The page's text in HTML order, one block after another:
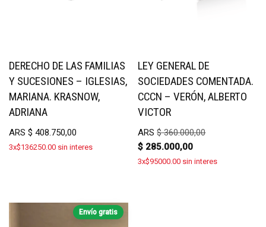
DERECHO DE LAS FAMILIAS
Y SUCESIONES – IGLESIAS,
MARIANA. KRASNOW,
ADRIANA
ARS $ 408.750,00
3x$136250.00 sin interes
LEY GENERAL DE
SOCIEDADES COMENTADA.
CCCN – VERÓN, ALBERTO
VICTOR
ARS$360.000,00
$ 285.000,00
3x$95000.00 sin interes
Envío gratis